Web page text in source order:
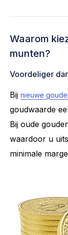
Waarom
munten?
Voordeliger
Bij nieuwe
goudwaarde
Bij oude
waardoor u
minimale